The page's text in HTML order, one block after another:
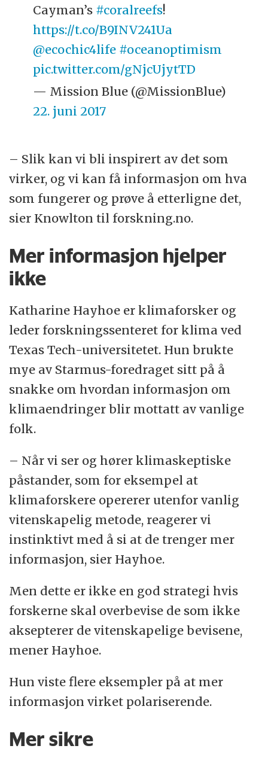
Cayman’s #coralreefs!
https://t.co/B9INV241Ua
@ecochic4life #oceanoptimism
pic.twitter.com/gNjcUjytTD
— Mission Blue (@MissionBlue)
22. juni 2017
– Slik kan vi bli inspirert av det som
virker, og vi kan få informasjon om hva
som fungerer og prøve å etterligne det,
sier Knowlton til forskning.no.
Mer informasjon hjelper
ikke
Katharine Hayhoe er klimaforsker og
leder forskningssenteret for klima ved
Texas Tech-universitetet. Hun brukte
mye av Starmus-foredraget sitt på å
snakke om hvordan informasjon om
klimaendringer blir mottatt av vanlige
folk.
– Når vi ser og hører klimaskeptiske
påstander, som for eksempel at
klimaforskere opererer utenfor vanlig
vitenskapelig metode, reagerer vi
instinktivt med å si at de trenger mer
informasjon, sier Hayhoe.
Men dette er ikke en god strategi hvis
forskerne skal overbevise de som ikke
aksepterer de vitenskapelige bevisene,
mener Hayhoe.
Hun viste flere eksempler på at mer
informasjon virket polariserende.
Mer sikre